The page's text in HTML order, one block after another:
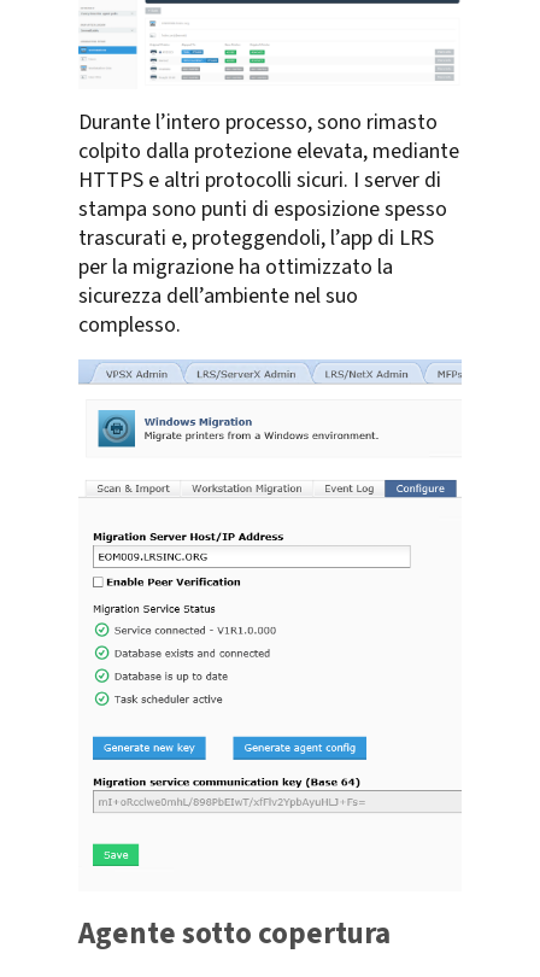
Durante l’intero processo, sono rimasto
colpito dalla protezione elevata, mediante
HTTPS e altri protocolli sicuri. I server di
stampa sono punti di esposizione spesso
trascurati e, proteggendoli, l’app di LRS
per la migrazione ha ottimizzato la
sicurezza dell’ambiente nel suo
complesso.
Agente sotto copertura